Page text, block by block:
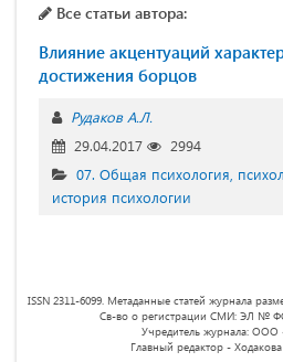
Все статьи автора:
Влияние акцентуаций
достижения борцов
Рудаков А.Л.
29.04.2017
2994
07. Общая психология,
история психологии
ISSN 2311-6099. Метаданные статей журнала
Св-во о регистрации СМИ: ЭЛ №
Учредитель журнала:
Главный редактор -